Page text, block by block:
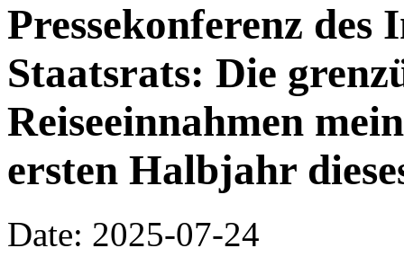
Pressekonferenz des
Staatsrats: Die
Reiseeinnahmen
ersten Halbjahr
Date: 2025-07-24